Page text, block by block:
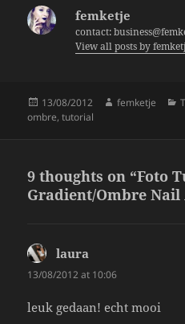
femketje
contact:
View all posts by
Posted
on
13/08/2012 Author
femketje
ombre,tutorial
9 thoughts on “Foto
Gradient/Ombre Nail
laura
13/08/2012 at 10:06
leuk gedaan! echt mooi